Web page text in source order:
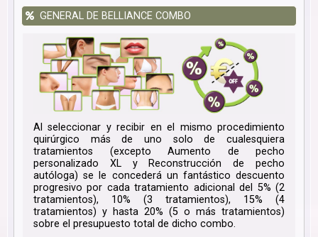
GENERAL DE BELLIANCE COMBO
Al seleccionar y recibir en el mismo procedimiento
quirúrgico más de uno solo de cualesquiera
tratamientos (excepto Aumento de pecho
personalizado XL y Reconstrucción de pecho
autóloga) se le concederá un fantástico descuento
progresivo por cada tratamiento adicional del 5% (2
tratamientos), 10% (3 tratamientos), 15% (4
tratamientos) y hasta 20% (5 o más tratamientos)
sobre el presupuesto total de dicho combo.